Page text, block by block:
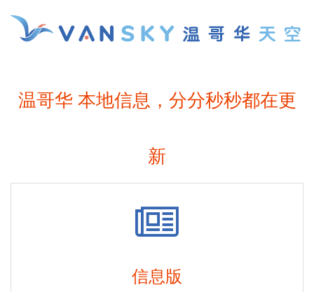
温哥华 本地信息，分分秒秒都在更
新
信息版